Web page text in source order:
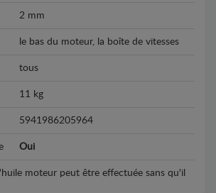
2 mm
le bas du moteur, la boîte de vitesses
tous
11 kg
5941986205964
Oui
moteur peut être effectuée sans qu'il